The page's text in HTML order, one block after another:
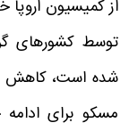
توسط کشورهای
شده است، کاهش
مسکو برای